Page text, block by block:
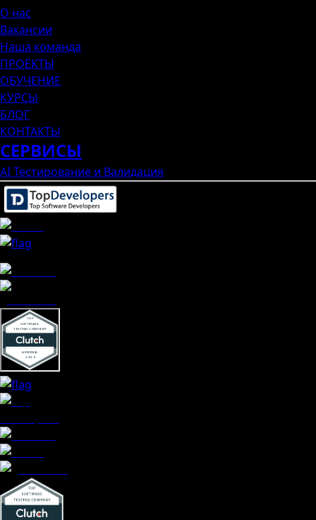
О нас
Вакансии
Наша команда
ПРОЕКТЫ
ОБУЧЕНИЕ
КУРСЫ
БЛОГ
КОНТАКТЫ
СЕРВИСЫ
AI Тестирование и Валидация